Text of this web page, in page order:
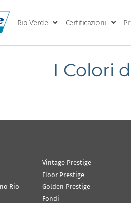
Rio Verde Certificazioni
I Colori
Rio
Vintage Prestige
Floor Prestige
Golden Prestige
Fondi